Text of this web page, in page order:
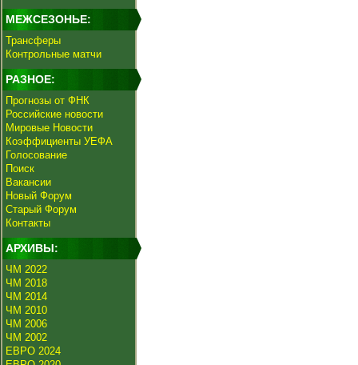
МЕЖСЕЗОНЬЕ:
Трансферы
Контрольные матчи
РАЗНОЕ:
Прогнозы от ФНК
Российские новости
Мировые Новости
Коэффициенты УЕФА
Голосование
Поиск
Вакансии
Новый Форум
Старый Форум
Контакты
АРХИВЫ:
ЧМ 2022
ЧМ 2018
ЧМ 2014
ЧМ 2010
ЧМ 2006
ЧМ 2002
ЕВРО 2024